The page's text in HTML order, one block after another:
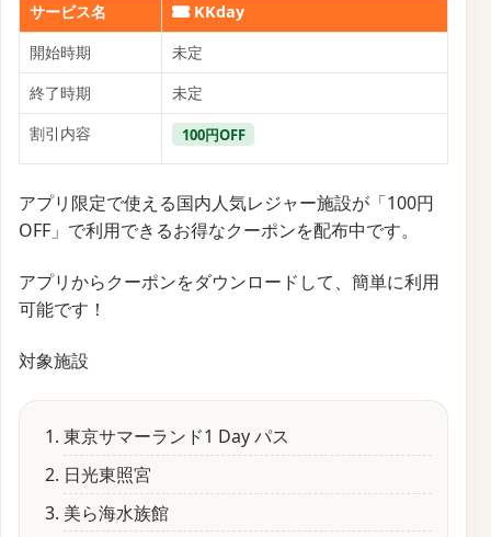
サービス名
KKday
開始時期
未定
終了時期
未定
割引内容
100円OFF
アプリ限定で使える国内人気レジャー施設が「100円
OFF」で利用できるお得なクーポンを配布中です。
アプリからクーポンをダウンロードして、簡単に利用
可能です！
対象施設
東京サマーランド1 Day パス
日光東照宮
美ら海水族館